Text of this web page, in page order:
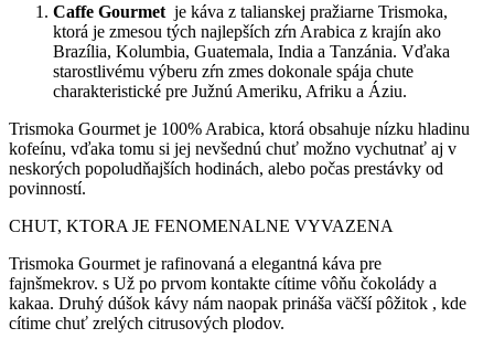
Caffe Gourmet je káva z talianskej pražiarne Trismoka,
ktorá je zmesou tých najlepších zŕn Arabica z krajín ako
Brazília, Kolumbia, Guatemala, India a Tanzánia. Vďaka
starostlivému výberu zŕn zmes dokonale spája chute
charakteristické pre Južnú Ameriku, Afriku a Áziu.
Trismoka Gourmet je 100% Arabica, ktorá obsahuje nízku hladinu
kofeínu, vďaka tomu si jej nevšednú chuť možno vychutnať aj v
neskorých popoludňajších hodinách, alebo počas prestávky od
povinností.
CHUT, KTORA JE FENOMENALNE VYVAZENA
Trismoka Gourmet je rafinovaná a elegantná káva pre
fajnšmekrov. s Už po prvom kontakte cítime vôňu čokolády a
kakaa. Druhý dúšok kávy nám naopak prináša väčší pôžitok , kde
cítime chuť zrelých citrusových plodov.